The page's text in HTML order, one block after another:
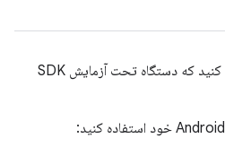
فقط در صورتی تست ها را اجرا کنید که دستگاه تحت آزمایش SDK